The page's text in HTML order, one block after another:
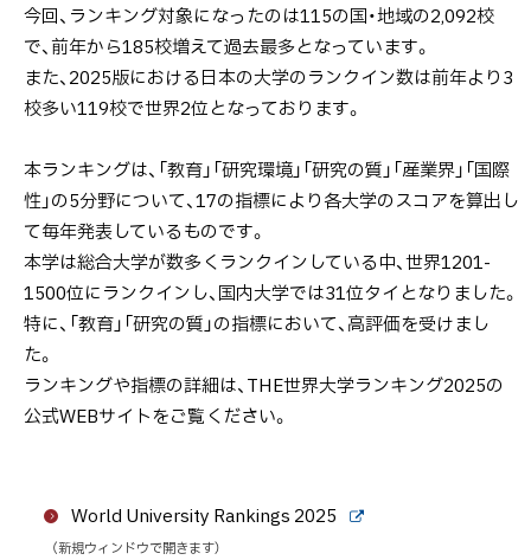
今回、ランキング対象になったのは115の国・地域の2,092校
で、前年から185校増えて過去最多となっています。
また、2025版における日本の大学のランクイン数は前年より3
校多い119校で世界2位となっております。
本ランキングは、「教育」「研究環境」「研究の質」「産業界」「国際
性」の5分野について、17の指標により各大学のスコアを算出し
て毎年発表しているものです。
本学は総合大学が数多くランクインしている中、世界1201-
1500位にランクインし、国内大学では31位タイとなりました。
特に、「教育」「研究の質」の指標において、高評価を受けまし
た。
ランキングや指標の詳細は、THE世界大学ランキング2025の
公式WEBサイトをご覧ください。
World University Rankings 2025
（新規ウィンドウで開きます）